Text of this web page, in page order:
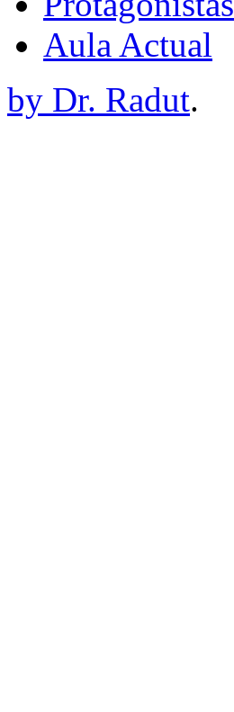
Aula Actual
by Dr. Radut.